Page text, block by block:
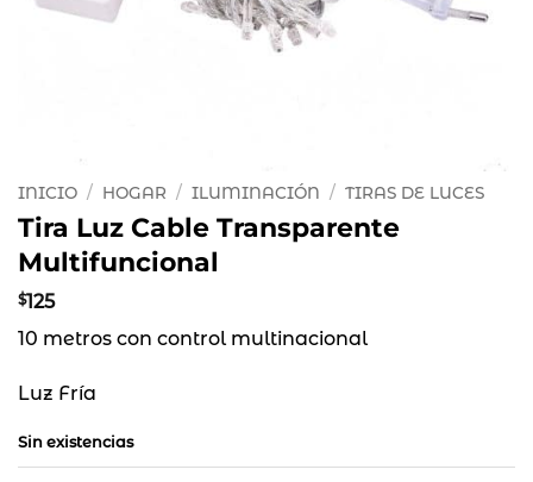
INICIO / HOGAR / ILUMINACIÓN / TIRAS DE LUCES
Tira Luz Cable Transparente
Multifuncional
$125
10 metros con control multinacional
Luz Fría
Sin existencias